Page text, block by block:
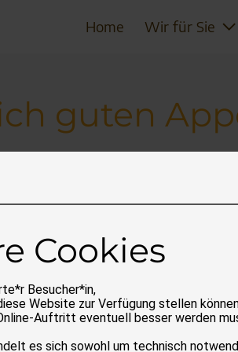
Home Wir für Sie
guten
im Salat, auf dem Grill oder
die fürs Gewissen
Cookies
Besucher*in,
Website zur Verfügung stellen
Auftritt eventuell besser werden
es sich sowohl um technisch